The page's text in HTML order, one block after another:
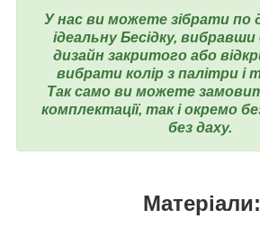
У нас ви можете зібрати по
ідеальну Бесідку, вибравши
дизайн закритого або
вибрати колір з палітри і
Так само ви можете
комплектації, так і окремо
без даху.
Матеріали: